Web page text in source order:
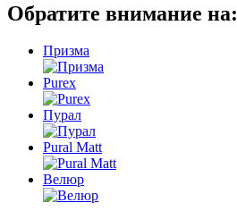
Обратите внимание на:
Призма
Purex
Пурал
Pural Matt
Велюр